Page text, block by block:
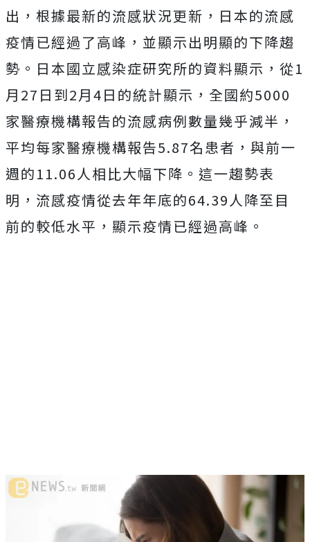
出，根據最新的流感狀況更新，日本的流感
疫情已經過了高峰，並顯示出明顯的下降趨
勢。日本國立感染症研究所的資料顯示，從1
月27日到2月4日的統計顯示，全國約5000
家醫療機構報告的流感病例數量幾乎減半，
平均每家醫療機構報告5.87名患者，與前一
週的11.06人相比大幅下降。這一趨勢表
明，流感疫情從去年年底的64.39人降至目
前的較低水平，顯示疫情已經過高峰。